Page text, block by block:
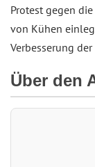
Protest gegen
von Kühen
Verbesserung
Über den